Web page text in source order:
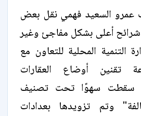
عمرو السعيد فهمي نقل بعض
شرائح أعلى بشكل مفاجئ وغير
التنمية المحلية للتعاون مع
تقنين أوضاع العقارات
سقطت سهوًا تحت تصنيف
وتم تزويدها بعدادات